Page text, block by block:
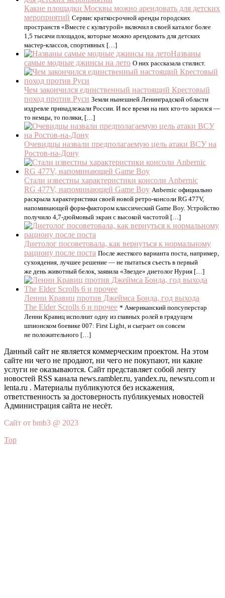
Какие площадки Москвы можно арендовать для детских
мероприятий Сервис краткосрочной аренды городских
пространств «Вместе с культурой» включил в своей каталог более
1,5 тысячи площадок, которые можно арендовать для детских
мастер-классов, спортивных […]
Названы
самые модные джинсы на лето О них рассказала стилист.
Чем закончился единственный настоящий Крестовый
поход против Руси Земли нынешней Ленинградской области
издревле принадлежали России. И все время на них кто-то зарился —
то немцы, то поляки, […]
Очевидцы назвали предполагаемую цель атаки ВСУ на
Ростов-на-Дону
Стали известны характеристики консоли Anbernic
RG 477V, напоминающей Game Boy Anbernic официально
раскрыла характеристики своей новой ретро-консоли RG 477V,
напоминающей форм-фактором классический Game Boy. Устройство
получило 4,7-дюймовый экран с высокой частотой […]
Диетолог посоветовала, как вернуться к нормальному
рациону после поста После жесткого варианта поста, например,
сухоядения, лучшее решение — не пытаться съесть в первый
же день животный белок, заявила «Звезде» диетолог Нурия […]
Ленни Кравиц против Джеймса Бонда, год выхода
The Elder Scrolls 6 и прочее * Американский попсуперстар
Ленни Кравиц исполнит одну из главных ролей в грядущем
шпионском боевике 007: First Light, и сыграет он совсем
не положительного […]
Данный сайт не является коммерческим проектом. На этом
сайте ни чего не продают, ни чего не покупают, ни какие
услуги не оказываются. Сайт представляет собой ленту
новостей RSS канала news.rambler.ru, yandex.ru, newsru.com и
lenta.ru . Материалы публикуются без искажения,
ответственность за достоверность публикуемых новостей
Администрация сайта не несёт.
Сайт от bmb3 @ 2023
Top